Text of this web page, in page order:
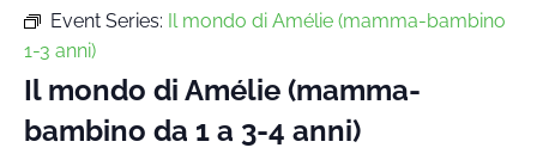
Event Series: Il mondo di Amélie (mamma-bambino
1-3 anni)
Il mondo di Amélie (mamma-
bambino da 1 a 3-4 anni)